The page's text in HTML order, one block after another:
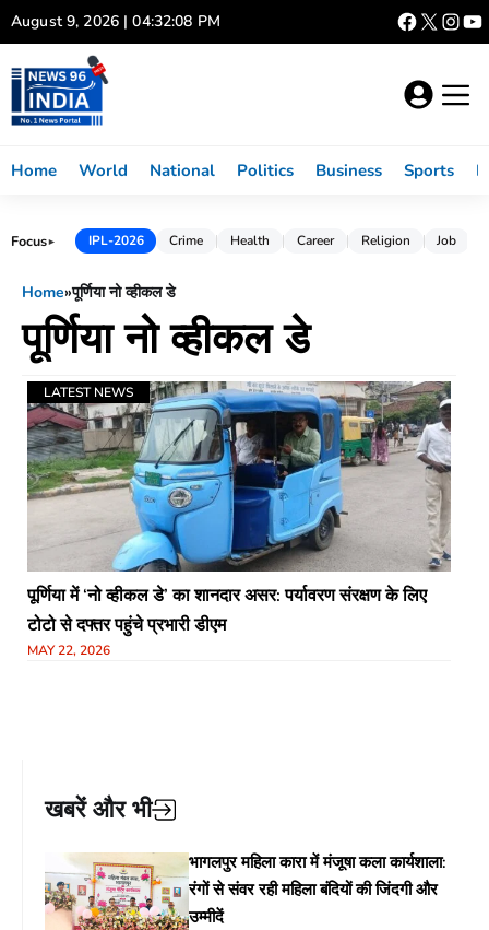
Skip
to
content
August 9, 2026 | 04:32:08 PM
Home World National Politics Business Sports
Focus► IPL-2026 Crime Health Career Religion Job
Home»पूर्णिया नो व्हीकल डे
पूर्णिया नो व्हीकल डे
LATEST NEWS
पूर्णिया में ‘नो व्हीकल डे’ का शानदार असर: पर्यावरण संरक्षण के लिए
टोटो से दफ्तर पहुंचे प्रभारी डीएम
MAY 22, 2026
खबरें और भी
भागलपुर महिला कारा में मंजूषा कला कार्यशाला:
रंगों से संवर रही महिला बंदियों की जिंदगी और
उम्मीदें